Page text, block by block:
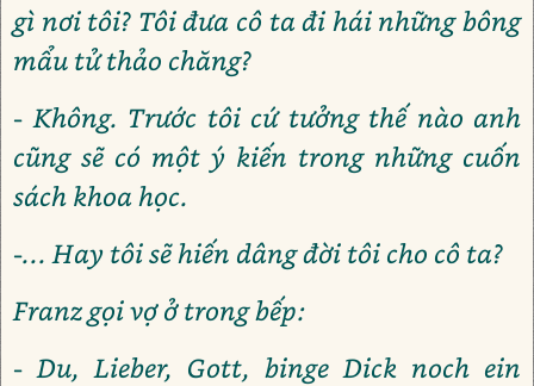
gì nơi tôi? Tôi đưa cô ta đi hái những bông
mẩu tử thảo chăng?
- Không. Trước tôi cứ tưởng thế nào anh
cũng sẽ có một ý kiến trong những cuốn
sách khoa học.
-... Hay tôi sẽ hiến dâng đời tôi cho cô ta?
Franz gọi vợ ở trong bếp:
- Du, Lieber, Gott, binge Dick noch ein